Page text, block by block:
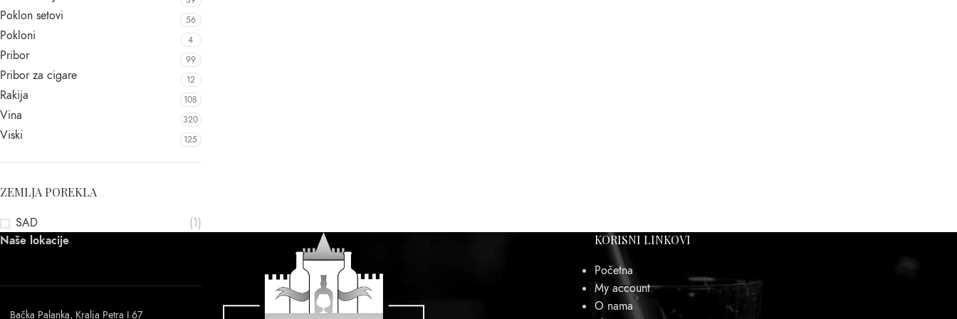
Poklon setovi 56
Pokloni 4
Pribor 99
Pribor za cigare 12
Rakija 108
Vina 320
Viski 125
ZEMLJA POREKLA
SAD
(1)
Naše lokacije
Bačka Palanka, Kralja Petra I 67
KORISNI LINKOVI
Početna
My account
O nama